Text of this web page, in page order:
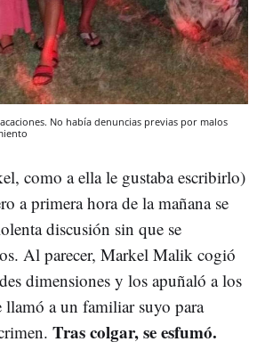
No había denuncias previas por malos
como a ella le gustaba escribirlo)
a primera hora de la mañana se
discusión sin que se
Al parecer, Markel Malik cogió
dimensiones y los apuñaló a los
llamó a un familiar suyo para
Tras colgar, se esfumó.